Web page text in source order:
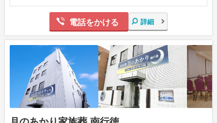
電話をかける 詳細